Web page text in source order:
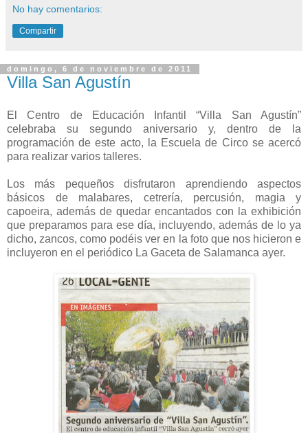
No hay comentarios:
Compartir
domingo, 6 de noviembre de 2011
Villa San Agustín
El Centro de Educación Infantil “Villa San Agustín”
celebraba su segundo aniversario y, dentro de la
programación de este acto,
la Escuela de Circo se acercó
para realizar varios talleres.
Los más pequeños disfrutaron aprendiendo aspectos
básicos de malabares, cetrería, percusión, magia y
capoeira, además de quedar encantados con la exhibición
que preparamos para ese día, incluyendo, además de lo ya
dicho, zancos, como podéis ver en la foto que nos hicieron e
incluyeron en el periódico La Gaceta de Salamanca ayer.